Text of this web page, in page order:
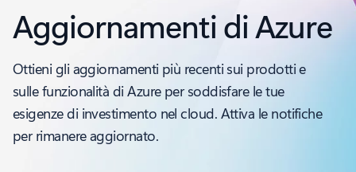
Aggiornamenti di Azure
Ottieni gli aggiornamenti più recenti sui prodotti e
sulle funzionalità di Azure per soddisfare le tue
esigenze di investimento nel cloud. Attiva le notifiche
per rimanere aggiornato.